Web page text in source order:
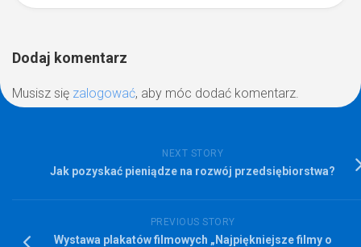
Dodaj komentarz
Musisz się zalogować, aby móc dodać komentarz.
NEXT STORY
Jak pozyskać pieniądze na rozwój przedsiębiorstwa?
PREVIOUS STORY
Wystawa plakatów filmowych „Najpiękniejsze filmy o